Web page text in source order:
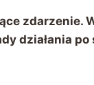
zdarzenie.
działania